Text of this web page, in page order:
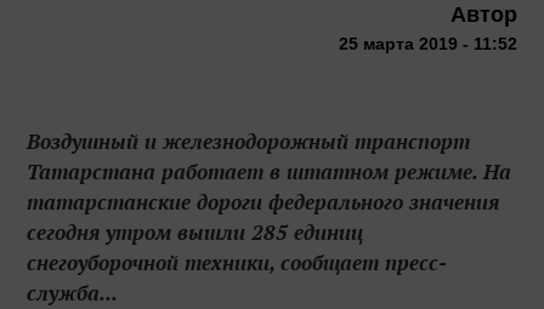
Автор
25 марта 2019 - 11:52
Воздушный и железнодорожный транспорт
Татарстана работает в штатном режиме. На
татарстанские дороги федерального значения
сегодня утром вышли 285 единиц
снегоуборочной техники, сообщает пресс-
служба...